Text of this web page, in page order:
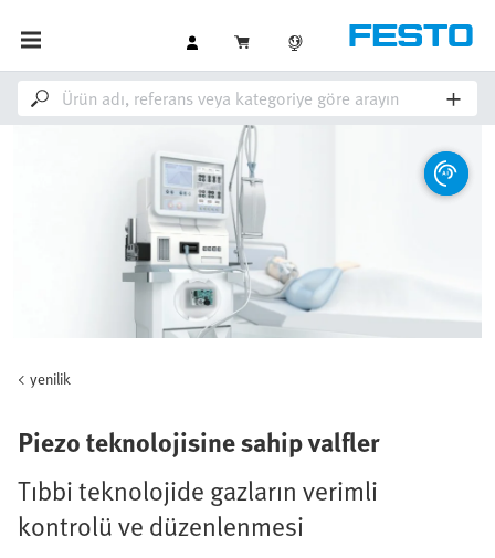
yenilik
Piezo teknolojisine sahip valfler
Tıbbi teknolojide gazların verimli
kontrolü ve düzenlenmesi